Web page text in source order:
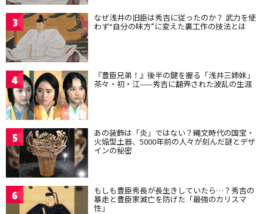
3 なぜ浅井の旧臣は秀吉に従ったのか？ 武力を使
わず“自分の味方”に変えた裏工作の技法とは
4 『豊臣兄弟！』後半の鍵を握る「浅井三姉妹」
茶々・初・江——秀吉に翻弄された波乱の生涯
5 あの装飾は「炎」ではない？縄文時代の国宝・
火焔型土器、5000年前の人々が刻んだ謎とデザ
インの秘密
6 もしも豊臣秀長が長生きしていたら…？秀吉の
暴走と豊臣家滅亡を防げた「最強のカリスマ
性」